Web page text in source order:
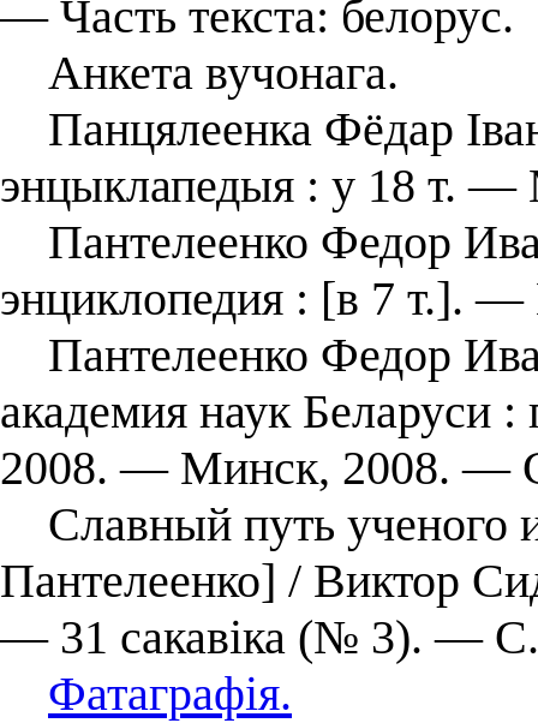
— Часть текста: белорус.
Анкета вучонага.
Панцялеенка Фёдар
энцыклапедыя : у 18 т.
Пантелеенко Федор
энциклопедия : [в 7 т.].
Пантелеенко Федор
академия наук Беларуси
2008. — Минск, 2008. —
Славный путь ученого
Пантелеенко] / Виктор
— 31 сакавіка (№ 3). —
Фатаграфія.